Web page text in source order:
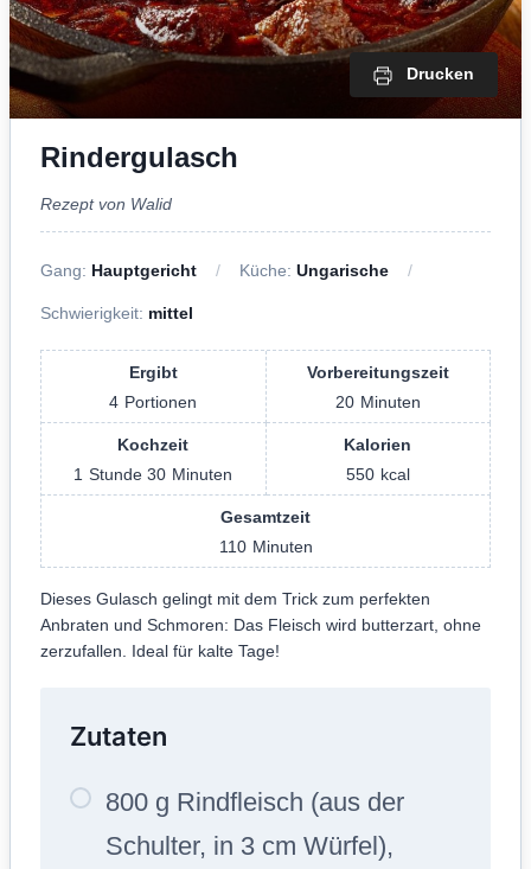
Drucken
Rindergulasch
Rezept von Walid
Gang: Hauptgericht Küche: Ungarische
Schwierigkeit: mittel
Ergibt
4 Portionen
Vorbereitungszeit
20 Minuten
Kochzeit
1 Stunde30 Minuten
Kalorien
550 kcal
Gesamtzeit
110 Minuten
Dieses Gulasch gelingt mit dem Trick zum perfekten
Anbraten und Schmoren: Das Fleisch wird butterzart, ohne
zerzufallen. Ideal für kalte Tage!
Zutaten
800 g Rindfleisch (aus der
Schulter, in 3 cm Würfel),